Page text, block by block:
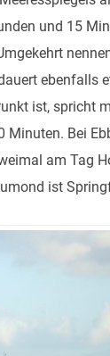
und 15
ebenfalls
ist, spricht
Minuten. Bei
am Tag
ist